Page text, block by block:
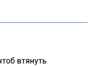
втянуть